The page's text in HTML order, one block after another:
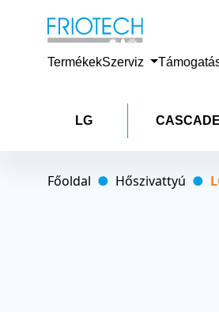
TermékekSzerviz
LG CASCADE
Főoldal Hőszivattyú